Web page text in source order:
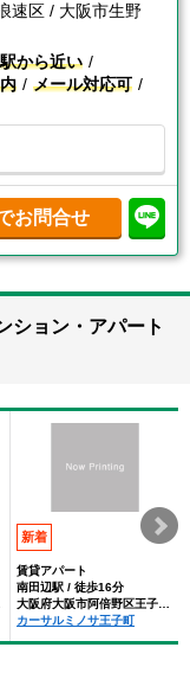
速区 / 大阪市生野
駅から近い
メール対応可
お問合せ
ション・アパート
新着
賃貸アパート
南田辺駅 / 徒歩16分
カーサルミノサ王子町